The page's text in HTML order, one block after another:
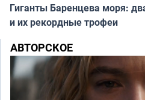
Гиганты Баренцева моря:
и их рекордные трофеи
АВТОРСКОЕ